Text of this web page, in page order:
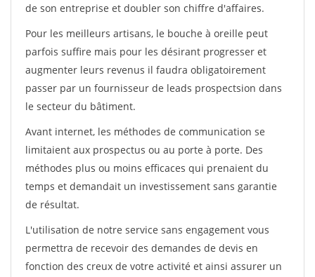
de son entreprise et doubler son chiffre d'affaires.
Pour les meilleurs artisans, le bouche à oreille peut
parfois suffire mais pour les désirant progresser et
augmenter leurs revenus il faudra obligatoirement
passer par un fournisseur de leads prospectsion dans
le secteur du bâtiment.
Avant internet, les méthodes de communication se
limitaient aux prospectus ou au porte à porte. Des
méthodes plus ou moins efficaces qui prenaient du
temps et demandait un investissement sans garantie
de résultat.
L'utilisation de notre service sans engagement vous
permettra de recevoir des demandes de devis en
fonction des creux de votre activité et ainsi assurer un